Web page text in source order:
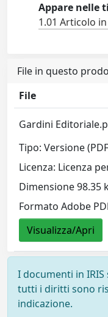
Appare nelle
1.01 Articolo
File in questo
File
Gardini
Tipo: Versione
Licenza: Licenza
Dimensione 98.35
Formato Adobe
Visualizza/Apri
I documenti in
tutti i diritti sono
indicazione.